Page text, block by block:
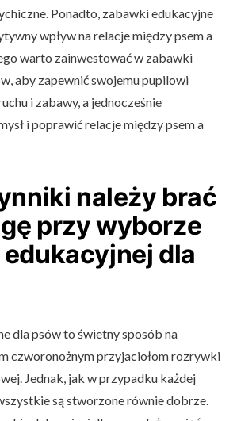
Ponadto, zabawki edukacyjne
wpływ na relacje między psem a
warto zainwestować w zabawki
aby zapewnić swojemu pupilowi
i zabawy, a jednocześnie
i poprawić relacje między psem a
należy brać
przy wyborze
dla
dla psów to świetny sposób na
czworonożnym przyjaciołom rozrywki
Jednak, jak w przypadku każdej
są stworzone równie dobrze.